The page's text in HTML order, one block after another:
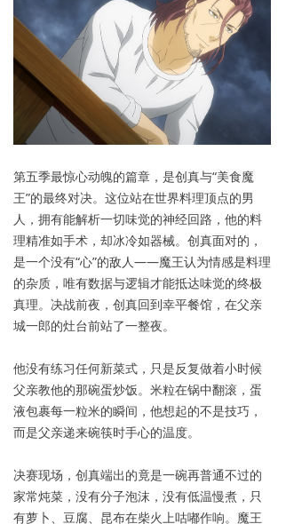
第五季最惊心动魄的篇章，是创真与“美食魔
王”的最终对决。这位站在世界料理顶点的男
人，拥有能解析一切味觉的神经回路，他的料
理精准如手术，却冰冷如器械。创真面对的，
是一个没有“心”的敌人——魔王认为情感是料理
的杂质，唯有数据与逻辑才能抵达味觉的终极
真理。决战前夜，创真回到幸平餐馆，在父亲
城一郎的灶台前站了一整夜。
他没有练习任何新菜式，只是反复做着小时候
父亲教他的那碗蛋炒饭。米粒在锅中翻滚，蛋
液包裹每一粒米的瞬间，他想起的不是技巧，
而是父亲递来碗筷时手心的温度。
决赛现场，创真端出的竟是一碗再普通不过的
家常炖菜，没有分子泡沫，没有低温慢煮，只
有萝卜、豆腐、昆布在柴火上咕嘟作响。魔王